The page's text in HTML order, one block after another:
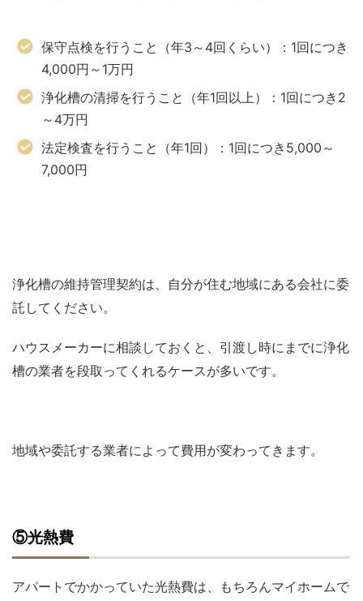
保守点検を行うこと（年3～4回くらい）：1回につき
4,000円～1万円
浄化槽の清掃を行うこと（年1回以上）：1回につき2
～4万円
法定検査を行うこと（年1回）：1回につき5,000～
7,000円
浄化槽の維持管理契約は、自分が住む地域にある会社に委
託してください。
ハウスメーカーに相談しておくと、引渡し時にまでに浄化
槽の業者を段取ってくれるケースが多いです。
地域や委託する業者によって費用が変わってきます。
⑤光熱費
アパートでかかっていた光熱費は、もちろんマイホームで